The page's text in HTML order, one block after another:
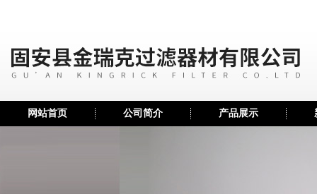
网站首页 公司简介 产品展示